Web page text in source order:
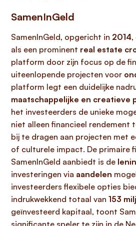
SamenInGeld
SamenInGeld, opgericht in 2014,
als een prominent real estate
platform door zijn focus op de
uiteenlopende projecten voor
platform legt een duidelijke
maatschappelijke en creatieve
het investeerders de unieke
niet alleen financieel rendement
bij te dragen aan projecten met
of culturele impact. De primaire
SamenInGeld aanbiedt is de
investeringen via aandelen
investeerders flexibele opties
indrukwekkend totaal van 153
geïnvesteerd kapitaal, toont
significante speler te zijn in de